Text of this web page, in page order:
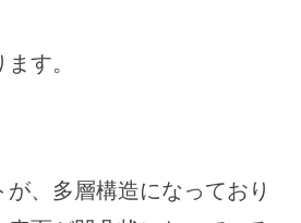
す。
、多層構造になっており